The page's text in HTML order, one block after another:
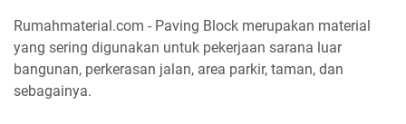
Rumahmaterial.com - Paving Block merupakan material
yang sering digunakan untuk pekerjaan sarana luar
bangunan, perkerasan jalan, area parkir, taman, dan
sebagainya.